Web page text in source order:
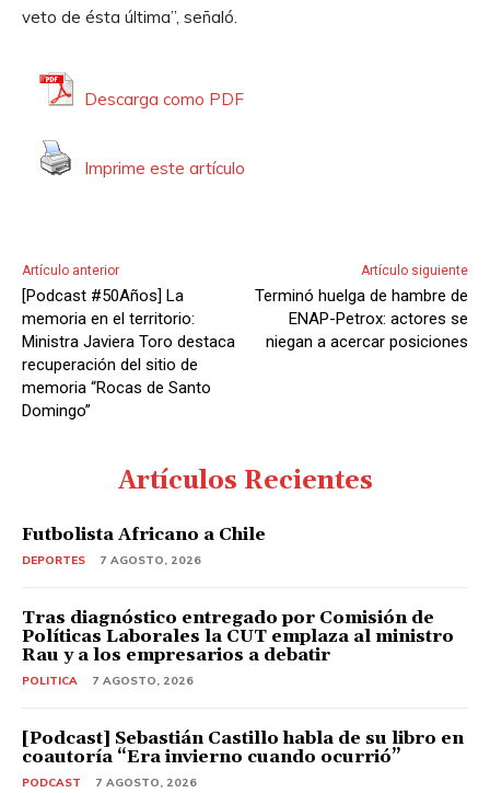
veto de ésta última”, señaló.
Descarga como PDF
Imprime este artículo
Artículo anterior
[Podcast #50Años] La
memoria en el territorio:
Ministra Javiera Toro destaca
recuperación del sitio de
memoria “Rocas de Santo
Domingo”
Artículo siguiente
Terminó huelga de hambre de
ENAP-Petrox: actores se
niegan a acercar posiciones
Artículos Recientes
Futbolista Africano a Chile
DEPORTES 7 AGOSTO, 2026
Tras diagnóstico entregado por Comisión de
Políticas Laborales la CUT emplaza al ministro
Rau y a los empresarios a debatir
POLITICA 7 AGOSTO, 2026
[Podcast] Sebastián Castillo habla de su libro en
coautoría “Era invierno cuando ocurrió”
PODCAST 7 AGOSTO, 2026